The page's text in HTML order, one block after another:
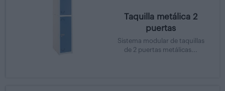
Taquilla metálica 2
puertas
Sistema modular de taquillas
de 2 puertas metálicas...